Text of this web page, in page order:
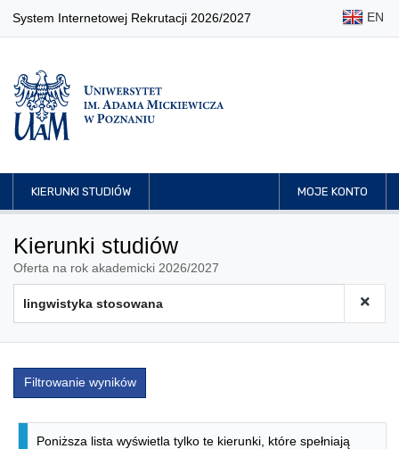
System Internetowej Rekrutacji 2026/2027 EN
KIERUNKI STUDIÓW MOJE KONTO
Kierunki studiów
Oferta na rok akademicki 2026/2027
Filtrowanie wyników
Lista kierunków - indeks alfabetyczny
Poniższa lista wyświetla tylko te kierunki, które spełniają